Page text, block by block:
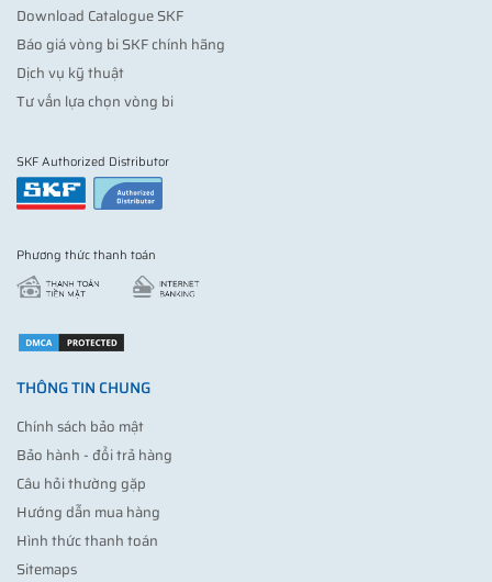
Download Catalogue SKF
Báo giá vòng bi SKF chính hãng
Dịch vụ kỹ thuật
Tư vấn lựa chọn vòng bi
SKF Authorized Distributor
Phương thức thanh toán
THÔNG TIN CHUNG
Chính sách bảo mật
Bảo hành - đổi trả hàng
Câu hỏi thường gặp
Hướng dẫn mua hàng
Hình thức thanh toán
Sitemaps